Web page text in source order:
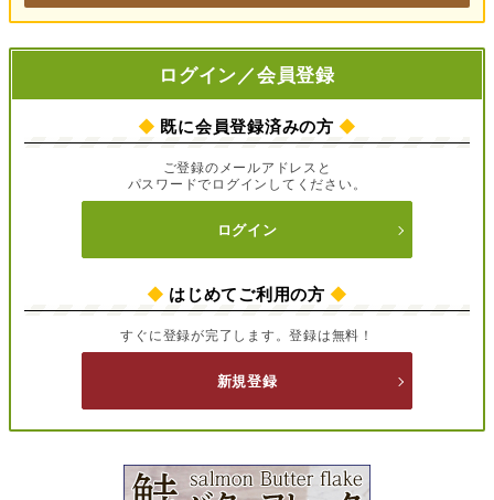
ログイン／会員登録
◆ 既に会員登録済みの方 ◆
ご登録のメールアドレスと
パスワードでログインしてください。
ログイン
◆ はじめてご利用の方 ◆
すぐに登録が完了します。登録は無料！
新規登録